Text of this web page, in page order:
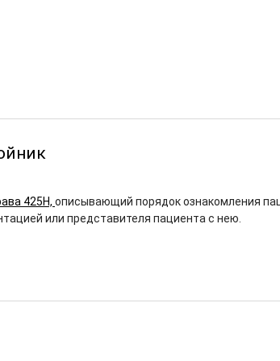
425Н, описывающий порядок ознакомления
или представителя пациента с нею.